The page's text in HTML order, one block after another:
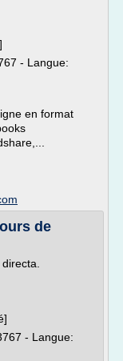
- Langue:
en format
de
- Langue: